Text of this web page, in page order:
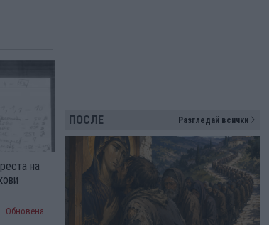
на
Обновена
ПОСЛЕ Разгледай всички